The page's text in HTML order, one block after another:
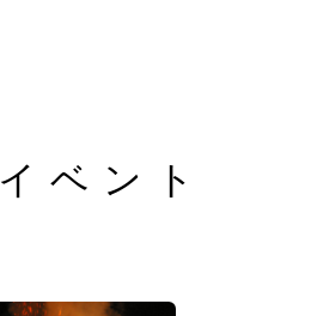
イベント